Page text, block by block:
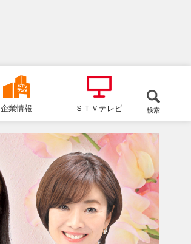
企業情報 ＳＴＶテレビ 検索